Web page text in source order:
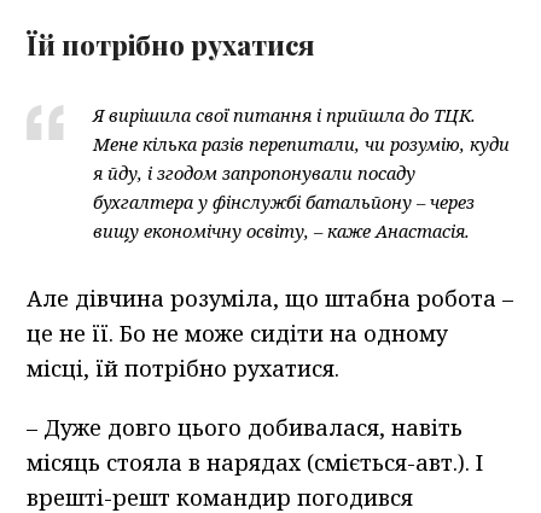
Їй потрібно рухатися
Я вирішила свої питання і прийшла до ТЦК.
Мене кілька разів перепитали, чи розумію, куди
я йду, і згодом запропонували посаду
бухгалтера у фінслужбі батальйону – через
вищу економічну освіту, – каже Анастасія.
Але дівчина розуміла, що штабна робота –
це не її. Бо не може сидіти на одному
місці, їй потрібно рухатися.
– Дуже довго цього добивалася, навіть
місяць стояла в нарядах (сміється-авт.). І
врешті-решт командир погодився